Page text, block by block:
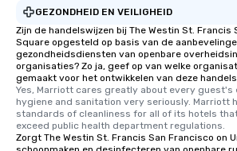
GEZONDHEID EN VEILIGHEID
Zijn de handelswijzen bij The Westin St. Francis
Square opgesteld op basis van de
gezondheidsdiensten van openbare
organisaties? Zo ja, geef op van welke
gemaakt voor het ontwikkelen van deze
Yes, Marriott cares greatly about every guest's
hygiene and sanitation very seriously. Marriott
standards of cleanliness for all of its hotels
exceed public health department regulations.
Zorgt The Westin St. Francis San Francisco on